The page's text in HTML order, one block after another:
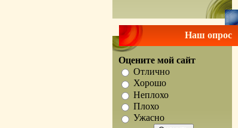
Наш опрос
Оцените мой сайт
Отлично
Хорошо
Неплохо
Плохо
Ужасно